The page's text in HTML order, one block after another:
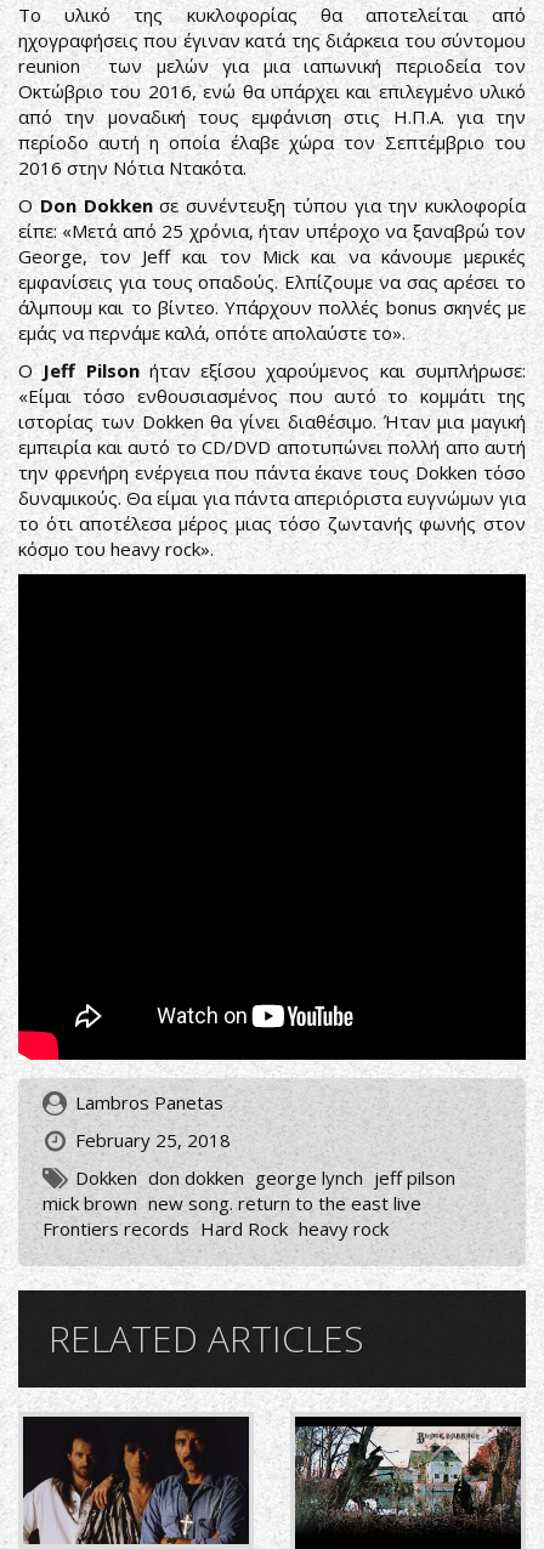
Το υλικό της κυκλοφορίας θα αποτελείται από
ηχογραφήσεις που έγιναν κατά της διάρκεια του σύντομου
reunion των μελών για μια ιαπωνική περιοδεία τον
Οκτώβριο του 2016, ενώ θα υπάρχει και επιλεγμένο υλικό
από την μοναδική τους εμφάνιση στις H.Π.Α. για την
περίοδο αυτή η οποία έλαβε χώρα τον Σεπτέμβριο του
2016 στην Νότια Ντακότα.
Ο Don Dokkenσε συνέντευξη τύπου για την κυκλοφορία
είπε: «Μετά από 25 χρόνια, ήταν υπέροχο να ξαναβρώ τον
George, τον Jeff και τον Mick και να κάνουμε μερικές
εμφανίσεις για τους οπαδούς. Ελπίζουμε να σας αρέσει το
άλμπουμ και το βίντεο. Υπάρχουν πολλές bonus σκηνές με
εμάς να περνάμε καλά, οπότε απολαύστε το».
ΟJeff Pilsonήταν εξίσου χαρούμενος και συμπλήρωσε:
«Είμαι τόσο ενθουσιασμένος που αυτό το κομμάτι της
ιστορίας των Dokken θα γίνει διαθέσιμο. Ήταν μια μαγική
εμπειρία και αυτό το CD/DVD αποτυπώνει πολλή απο αυτή
την φρενήρη ενέργεια που πάντα έκανε τους Dokken τόσο
δυναμικούς. Θα είμαι για πάντα απεριόριστα ευγνώμων για
το ότι αποτέλεσα μέρος μιας τόσο ζωντανής φωνής στον
κόσμο του heavy rock».
Lambros Panetas
February 25, 2018
Dokken don dokken george lynch jeff pilson
mick brown new song. return to the east live
Frontiers records Hard Rock heavy rock
RELATED ARTICLES